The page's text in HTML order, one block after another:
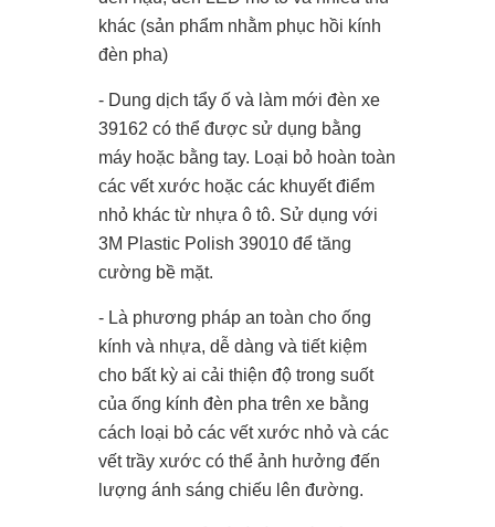
khác (sản phẩm nhằm phục hồi kính
đèn pha)
- Dung dịch tẩy ố và làm mới đèn xe
39162 có thể được sử dụng bằng
máy hoặc bằng tay. Loại bỏ hoàn toàn
các vết xước hoặc các khuyết điểm
nhỏ khác từ nhựa ô tô. Sử dụng với
3M Plastic Polish 39010 để tăng
cường bề mặt.
- Là phương pháp an toàn cho ống
kính và nhựa, dễ dàng và tiết kiệm
cho bất kỳ ai cải thiện độ trong suốt
của ống kính đèn pha trên xe bằng
cách loại bỏ các vết xước nhỏ và các
vết trầy xước có thể ảnh hưởng đến
lượng ánh sáng chiếu lên đường.